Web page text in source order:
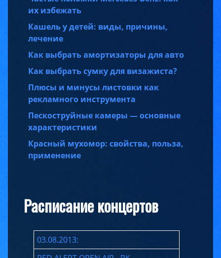
их избежать
Кашель у детей: виды, причины,
лечение
Как выбрать амортизаторы для авто
Как выбрать сумку для визажиста?
Плюсы и минусы листовки как
рекламного инструмента
Пескоструйные камеры — основные
характеристики
Красный мухомор: свойства, польза,
применение
Расписание концертов
03.08.2013: